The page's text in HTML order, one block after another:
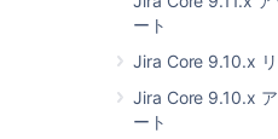
ート
Jira Core 9.10.x
Jira Core 9.10.x
ート
B.Original user key
Look for an entry “
username has
If it doesn’t, the